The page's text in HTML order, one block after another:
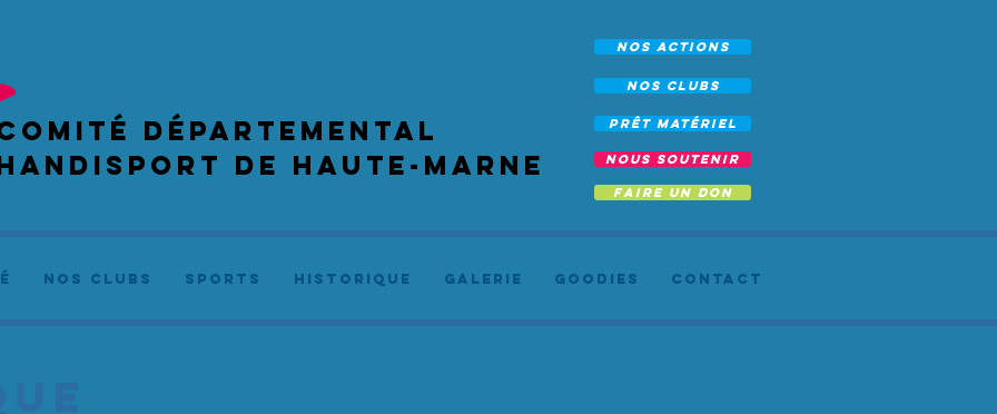
départemental
de haute-marne
NOUS SOUTENIR
NOS ACTIONS
NOS CLUBS
prêt Matériel
FAIRE UN DON
NOS CLUBS SPORTS Historique GALERIE Goodies Contact